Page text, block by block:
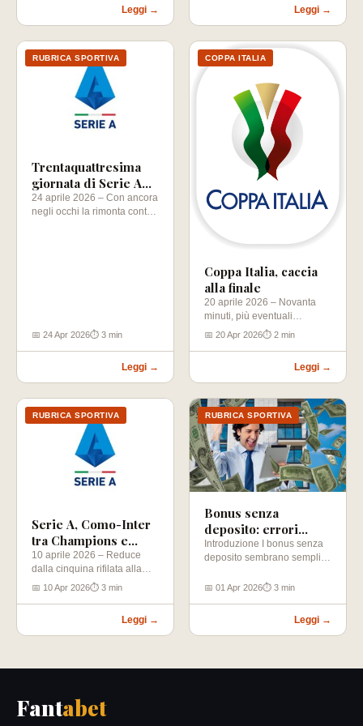
Leggi → Leggi →
RUBRICA SPORTIVA
Trentaquattresima
giornata di Serie A
2025-2026
24 aprile 2026 – Con ancora
negli occhi la rimonta contro
📅 24 Apr 2026⏱ 3 min
Leggi →
COPPA ITALIA
Coppa Italia, caccia
alla finale
20 aprile 2026 – Novanta
minuti, più eventuali
supplementari e rigori, per
📅 20 Apr 2026⏱ 2 min
Leggi →
RUBRICA SPORTIVA
Serie A, Como-Inter
tra Champions e
scudetto
10 aprile 2026 – Reduce
dalla cinquina rifilata alla
Roma che ha interrotto una
striscia…
📅 10 Apr 2026⏱ 3 min
Leggi →
RUBRICA SPORTIVA
Bonus senza
deposito: errori
comuni da evitare
(guida 2026)
Introduzione I bonus senza
deposito sembrano semplici
utenti…
📅 01 Apr 2026⏱ 3 min
Leggi →
Fantabet